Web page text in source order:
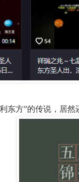
东方”的传说，居然